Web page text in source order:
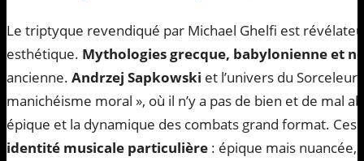
Le triptyque revendiqué par Michael Ghelfi est
esthétique. Mythologies grecque, babylonienne et
ancienne. Andrzej Sapkowski et l’univers du
manichéisme moral », où il n’y a pas de bien et de mal
épique et la dynamique des combats grand format.
identité musicale particulière : épique mais